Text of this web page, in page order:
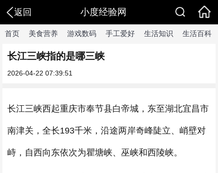
返回 小度经验网
首页 美食营养 游戏数码 手工爱好 生活知识 生活百科
长江三峡指的是哪三峡
2026-04-22 07:39:51
长江三峡西起重庆市奉节县白帝城，东至湖北宜昌市
南津关，全长193千米，沿途两岸奇峰陡立、峭壁对
峙，自西向东依次为瞿塘峡、巫峡和西陵峡。